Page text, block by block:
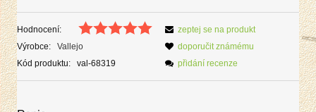
Hodnocení:
Výrobce:
Vallejo
Kód produktu:
val-68319
zeptej se na produkt
doporučit známému
přidání recenze